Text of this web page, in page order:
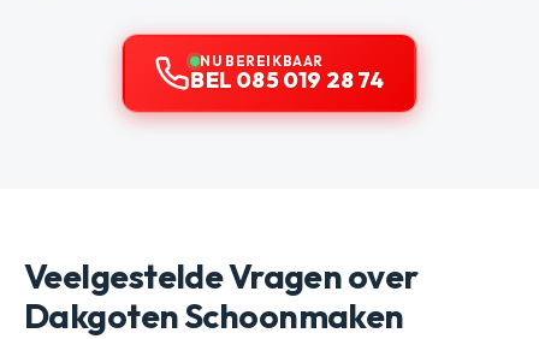
NU BEREIKBAAR
BEL 085 019 28 74
Veelgestelde Vragen over
Dakgoten Schoonmaken